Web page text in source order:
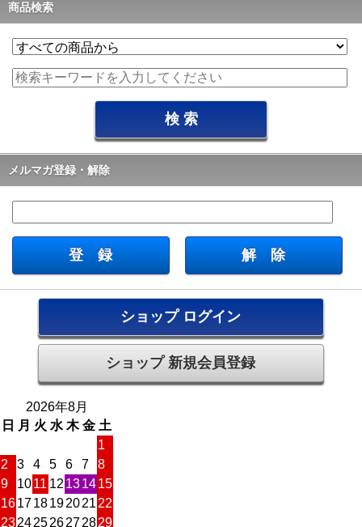
商品検索
メルマガ登録・解除
ショップ ログイン
ショップ 新規会員登録
2026年8月
日
月 火 水 木 金 土
1
2
3 4 5 6 7
8
9
1011 12 131415
161718192021 22
23242526272829